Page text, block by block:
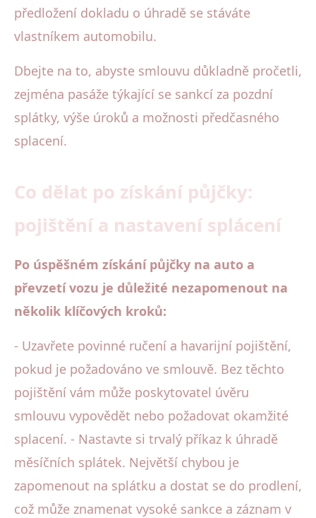
předložení dokladu o úhradě se stáváte
vlastníkem automobilu.
Dbejte na to, abyste smlouvu důkladně pročetli,
zejména pasáže týkající se sankcí za pozdní
splátky, výše úroků a možnosti předčasného
splacení.
Co dělat po získání půjčky:
pojištění a nastavení splácení
Po úspěšném získání půjčky na auto a
převzetí vozu je důležité nezapomenout na
několik klíčových kroků:
- Uzavřete povinné ručení a havarijní pojištění,
pokud je požadováno ve smlouvě. Bez těchto
pojištění vám může poskytovatel úvěru
smlouvu vypovědět nebo požadovat okamžité
splacení. - Nastavte si trvalý příkaz k úhradě
měsíčních splátek. Největší chybou je
zapomenout na splátku a dostat se do prodlení,
což může znamenat vysoké sankce a záznam v